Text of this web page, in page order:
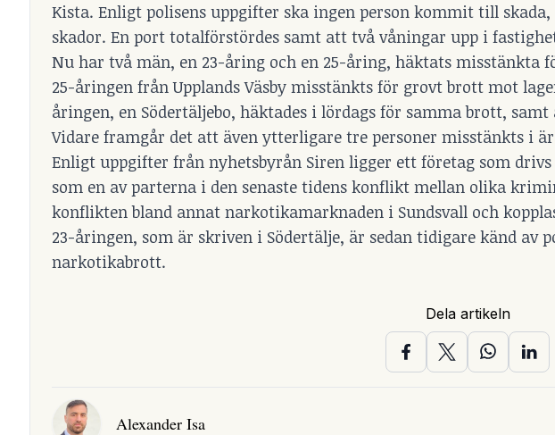
Kista. Enligt polisens uppgifter ska ingen person kommit till
skador. En port totalförstördes samt att två våningar upp i
Nu har två män, en 23-åring och en 25-åring, häktats misstänkta
25-åringen från Upplands Väsby misstänkts för grovt brott mot
åringen, en Södertäljebo, häktades i lördags för samma brott,
Vidare framgår det att även ytterligare tre personer misstänkts i
Enligt uppgifter från nyhetsbyrån Siren ligger ett företag som
som en av parterna i den senaste tidens konflikt mellan olika
konflikten bland annat narkotikamarknaden i Sundsvall och
23-åringen, som är skriven i Södertälje, är sedan tidigare känd av
narkotikabrott.
Dela artikeln
Alexander Isa